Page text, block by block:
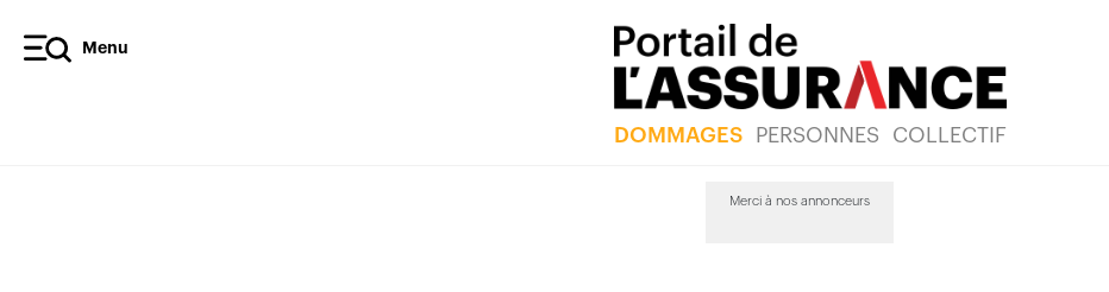
Menu
DOMMAGES PERSONNES COLLECTIF
Merci à nos annonceurs